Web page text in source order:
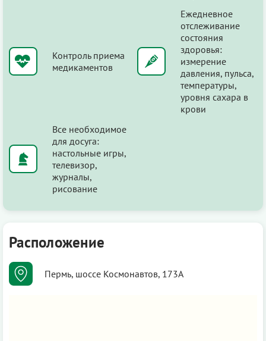
Контроль приема
медикаментов
Ежедневное
отслеживание
состояния
здоровья:
измерение
давления, пульса,
температуры,
уровня сахара в
крови
Все необходимое
для досуга:
настольные игры,
телевизор,
журналы,
рисование
Расположение
Пермь, шоссе Космонавтов, 173А